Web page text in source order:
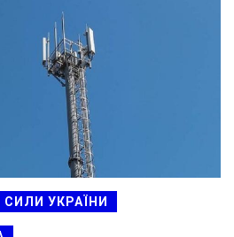
СИЛИ УКРАЇНИ